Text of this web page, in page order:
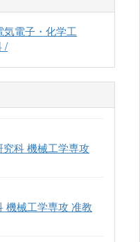
気電子・化学工
/
科 機械工学専攻
機械工学専攻 准教